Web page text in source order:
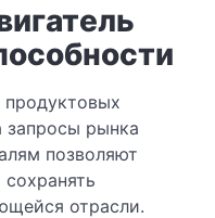
продуктовых
запросы рынка
позволяют
сохранять
отрасли.